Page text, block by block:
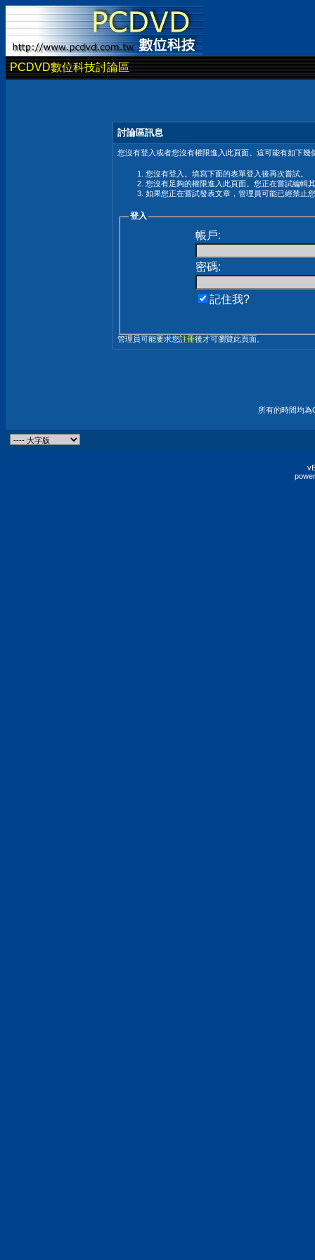
PCDVD數位科技討論區
討論區訊息
您沒有登入或者您沒有權限進入此頁面。這可能有如下幾
您沒有登入。填寫下面的表單登入後再次嘗試。
您沒有足夠的權限進入此頁面。您正在嘗試編輯
如果您正在嘗試發表文章，管理員可能已經禁止
登入
帳戶:
密碼:
記住我?
管理員可能要求您註冊後才可瀏覽此頁面。
所有的時間均為